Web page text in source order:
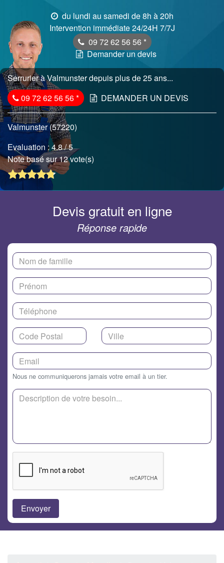
du lundi au samedi de 8h à 20h
Intervention immédiate 24/24H 7/7J
09 72 62 56 56 *
Demander un devis
Serrurier à Valmunster depuis plus de 25 ans...
09 72 62 56 56* DEMANDER UN DEVIS
Valmunster (57220)
Evaluation :4.8/ 5
Note basé sur 12 vote(s)
Devis gratuit en ligne
Réponse rapide
Nous ne communiquerons jamais votre email à un tier.